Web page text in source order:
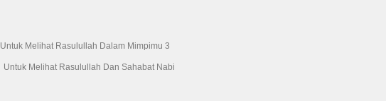
Untuk Melihat Rasulullah Dalam Mimpimu 3
Untuk Melihat Rasulullah Dan Sahabat Nabi